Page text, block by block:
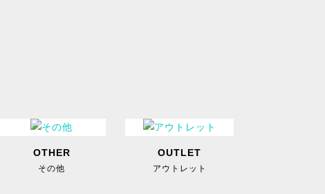
OTHER
その他
OUTLET
アウトレット